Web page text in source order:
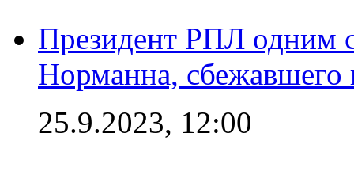
Президент РПЛ одним
Норманна, сбежавшего
25.9.2023, 12:00